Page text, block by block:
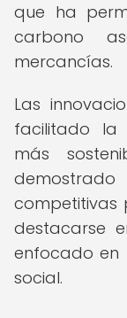
que ha
carbono
mercancías.
Las
facilitado la
más
competitivas
destacarse
enfocado en
social.